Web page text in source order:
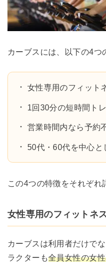
カーブスには、以下の4つ
女性専用のフィット
1回30分の短時間ト
営業時間内なら予約
50代・60代を中心
この4つの特徴をそれぞれ
女性専用のフィットネ
カーブスは利用者だけで
ラクターも全員女性の女